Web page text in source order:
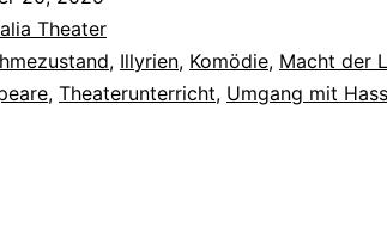
Theater
, Illyrien, Komödie, Macht der
, Theaterunterricht, Umgang mit Hass